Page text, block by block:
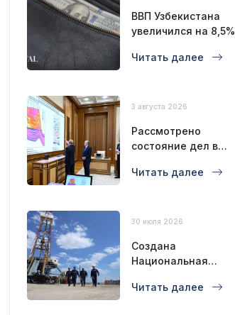
ВВП Узбекистана
увеличился на 8,5%
Читать далее
3 августа 2026
Рассмотрено
состояние дел в
отрасли
Читать далее
30 июля 2026
Создана
Национальная
Читать далее